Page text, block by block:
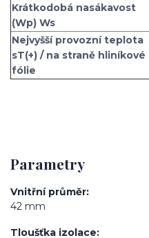
Krátkodobá nasákavost
(Wp) Ws
Nejvyšší provozní teplota
sT(+) / na straně hliníkové
fólie
Parametry
Vnitřní průměr
42 mm
Tloušťka izolace